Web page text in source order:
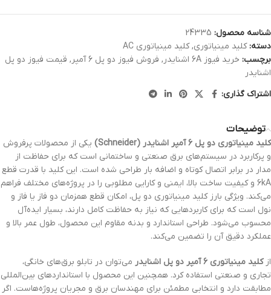
شناسه محصول: 24335
دسته: کلید مینیاتوری, کلید مینیاتوری AC
برچسب: خرید فیوز 6A اشنایدر , فروش فیوز دو پل 6 آمپر , قیمت فیوز دو پل
اشنایدر
اشتراک گذاری:
توضیحات
کلید مینیاتوری دو پل 6 آمپر اشنایدر (Schneider)
یکی از محصولات پرفروش
و پرکاربرد در سیستم‌های برق صنعتی و ساختمانی است که برای حفاظت از
مدار در برابر اتصال کوتاه و اضافه بار طراحی شده است. این کلید با قدرت قطع
6kA و کیفیت ساخت بالا، ایمنی و کارایی مطلوبی را در پروژه‌های مختلف فراهم
می‌کند. ویژگی بارز کلید مینیاتوری دو پل، امکان قطع همزمان دو فاز یا فاز و
نول است که برای کاربردهایی که نیاز به حفاظت کامل دارند، بسیار ایده‌آل
محسوب می‌شود. طراحی استاندارد و بدنه مقاوم این محصول، طول عمر بالا و
عملکرد دقیق آن را تضمین می‌کند.
ازکلید مینیاتوری 6 آمپر دو پل اشنایدر
می‌توان در تابلو برق‌های خانگی،
تجاری و صنعتی استفاده کرد. همچنین این محصول با استانداردهای بین‌المللی
مطابقت دارد و انتخابی مطمئن برای مهندسان برق و مجریان پروژه‌هاست. اگر